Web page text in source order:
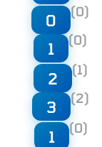
0 (0)
1 (0)
2 (1)
3 (2)
1 (0)